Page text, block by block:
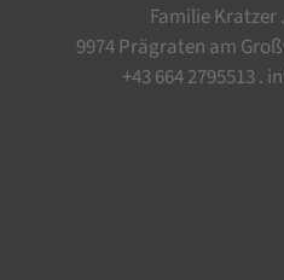
Familie Kratzer
9974 Prägraten am
+43 664 2795513.